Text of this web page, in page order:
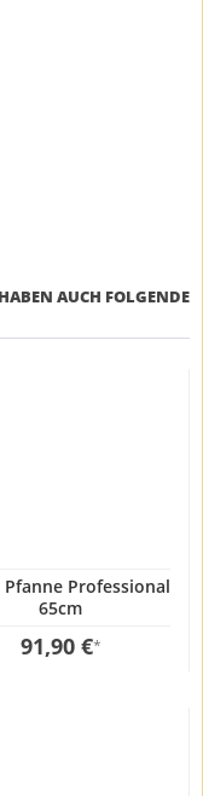
AUCH FOLGENDE
Pfanne Professional
65cm
91,90 €*